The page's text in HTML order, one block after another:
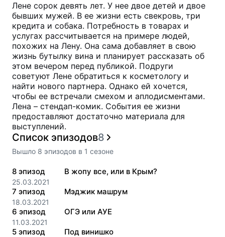
Лене сорок девять лет. У нее двое детей и двое
бывших мужей. В ее жизни есть свекровь, три
кредита и собака. Потребность в товарах и
услугах рассчитывается на примере людей,
похожих на Лену. Она сама добавляет в свою
жизнь бутылку вина и планирует рассказать об
этом вечером перед публикой. Подруги
советуют Лене обратиться к косметологу и
найти нового партнера. Однако ей хочется,
чтобы ее встречали смехом и аплодисментами.
Лена – стендап-комик. События ее жизни
предоставляют достаточно материала для
выступлений.
Список эпизодов8
Вышло 8 эпизодов в 1 сезоне
8 эпизод
25.03.2021
В жопу все, или в Крым?
7 эпизод
18.03.2021
Мэджик машрум
6 эпизод
11.03.2021
ОГЭ или АУЕ
5 эпизод Под винишко